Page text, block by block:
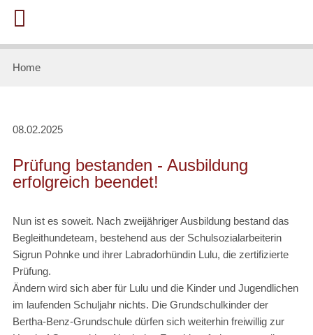
Home
08.02.2025
Prüfung bestanden - Ausbildung
erfolgreich beendet!
Nun ist es soweit. Nach zweijähriger Ausbildung bestand das
Begleithundeteam, bestehend aus der Schulsozialarbeiterin
Sigrun Pohnke und ihrer Labradorhündin Lulu, die zertifizierte
Prüfung.
Ändern wird sich aber für Lulu und die Kinder und Jugendlichen
im laufenden Schuljahr nichts. Die Grundschulkinder der
Bertha-Benz-Grundschule dürfen sich weiterhin freiwillig zur